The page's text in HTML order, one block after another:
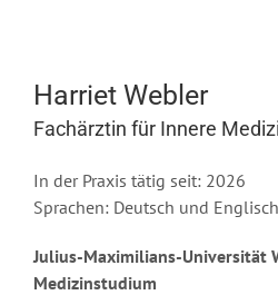
Harriet Webler
Fachärztin für Innere
In der Praxis tätig seit: 2026
Sprachen: Deutsch und Englisch
Julius-Maximilians-Universität
Medizinstudium